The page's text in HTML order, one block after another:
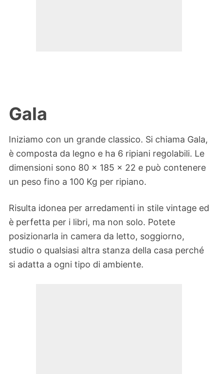
Gala
Iniziamo con un grande classico. Si chiama Gala,
è composta da legno e ha 6 ripiani regolabili. Le
dimensioni sono 80 x 185 x 22 e può contenere
un peso fino a 100 Kg per ripiano.
Risulta idonea per arredamenti in stile vintage ed
è perfetta per i libri, ma non solo. Potete
posizionarla in camera da letto, soggiorno,
studio o qualsiasi altra stanza della casa perché
si adatta a ogni tipo di ambiente.